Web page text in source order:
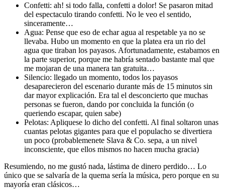
Confetti: ah! si todo falla, confetti a dolor! Se pasaron mitad
del espectaculo tirando confetti. No le veo el sentido,
sinceramente…
Agua: Pense que eso de echar agua al respetable ya no se
llevaba. Hubo un momento en que la platea era un rio del
agua que tiraban los payasos. Afortunadamente, estabamos en
la parte superior, porque me habría sentado bastante mal que
me mojaran de una manera tan gratuita…
Silencio: llegado un momento, todos los payasos
desaparecieron del escenario durante más de 15 minutos sin
dar mayor explicación. Era tal el desconcierto que muchas
personas se fueron, dando por concluida la función (o
queriendo escapar, quien sabe)
Pelotas: Apliquese lo dicho del confetti. Al final soltaron unas
cuantas pelotas gigantes para que el populacho se divertiera
un poco (probablemenete Slava & Co. sepa, a un nivel
inconsciente, que ellos mismos no hacen mucha gracia)
Resumiendo, no me gustó nada, lástima de dinero perdido… Lo
único que se salvaría de la quema sería la música, pero porque en su
mayoría eran clásicos…